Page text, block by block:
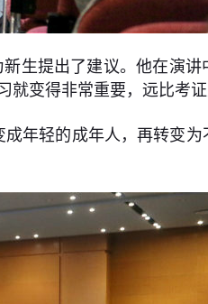
生提出了建议。他在演
就变得非常重要，远比考
年轻的成年人，再转变